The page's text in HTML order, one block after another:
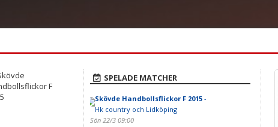
SPELADE MATCHER
Skövde Handbollsflickor F 2015-
Hk country och Lidköping
Sön 22/3 09:00